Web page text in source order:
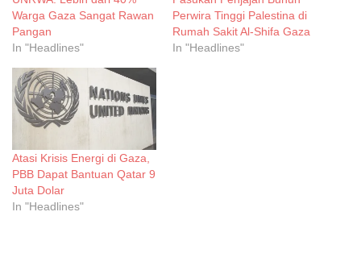
Warga Gaza Sangat Rawan
Pangan
In "Headlines"
Perwira Tinggi Palestina di
Rumah Sakit Al-Shifa Gaza
In "Headlines"
Atasi Krisis Energi di Gaza,
PBB Dapat Bantuan Qatar 9
Juta Dolar
In "Headlines"